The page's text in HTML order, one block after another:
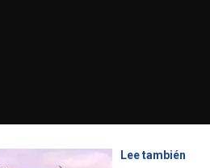
Lee también